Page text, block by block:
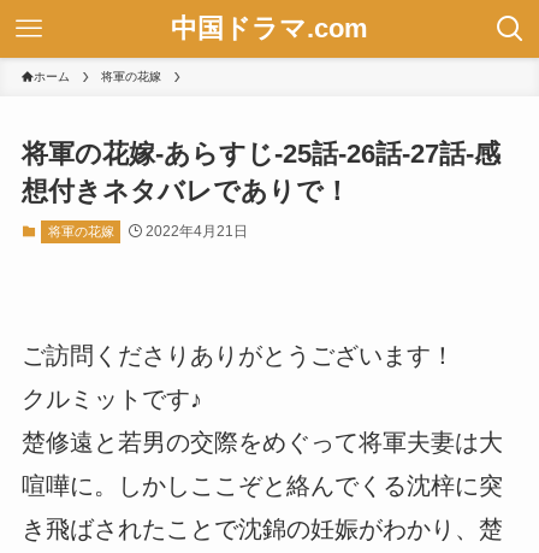
中国ドラマ.com
ホーム 将軍の花嫁
将軍の花嫁-あらすじ-25話-26話-27話-感
想付きネタバレでありで！
将軍の花嫁 2022年4月21日
ご訪問くださりありがとうございます！
クルミットです♪
楚修遠と若男の交際をめぐって将軍夫妻は大
喧嘩に。しかしここぞと絡んでくる沈梓に突
き飛ばされたことで沈錦の妊娠がわかり、楚